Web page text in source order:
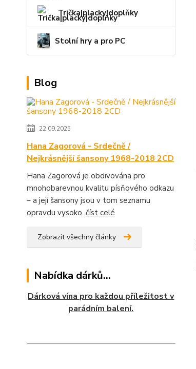
Trička|placky|doplňky
Stolní hry a pro PC
Blog
22.09.2025
Hana Zagorová - Srdečně /
Nejkrásnější šansony 1968-2018 2CD
Hana Zagorová je obdivována pro
mnohobarevnou kvalitu písňového odkazu
– a její šansony jsou v tom seznamu
opravdu vysoko. číst celé
Zobrazit všechny články
Nabídka dárků...
Dárková vína pro každou příležitost v
parádním balení.